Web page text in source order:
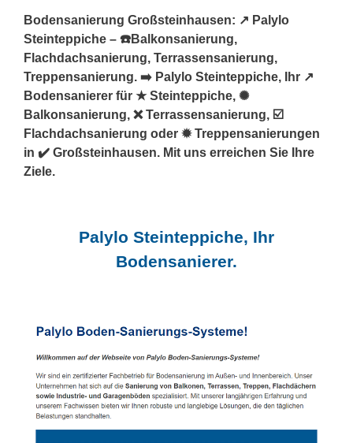
Bodensanierung Großsteinhausen: ↗️ Palylo
Steinteppiche – ☎️Balkonsanierung,
Flachdachsanierung, Terrassensanierung,
Treppensanierung. ➡️ Palylo Steinteppiche, Ihr ↗️
Bodensanierer für ★ Steinteppiche, ✺
Balkonsanierung, ❌ Terrassensanierung, ☑️
Flachdachsanierung oder ✹ Treppensanierungen
in ✔️ Großsteinhausen. Mit uns erreichen Sie Ihre
Ziele.
Palylo Steinteppiche, Ihr
Bodensanierer.